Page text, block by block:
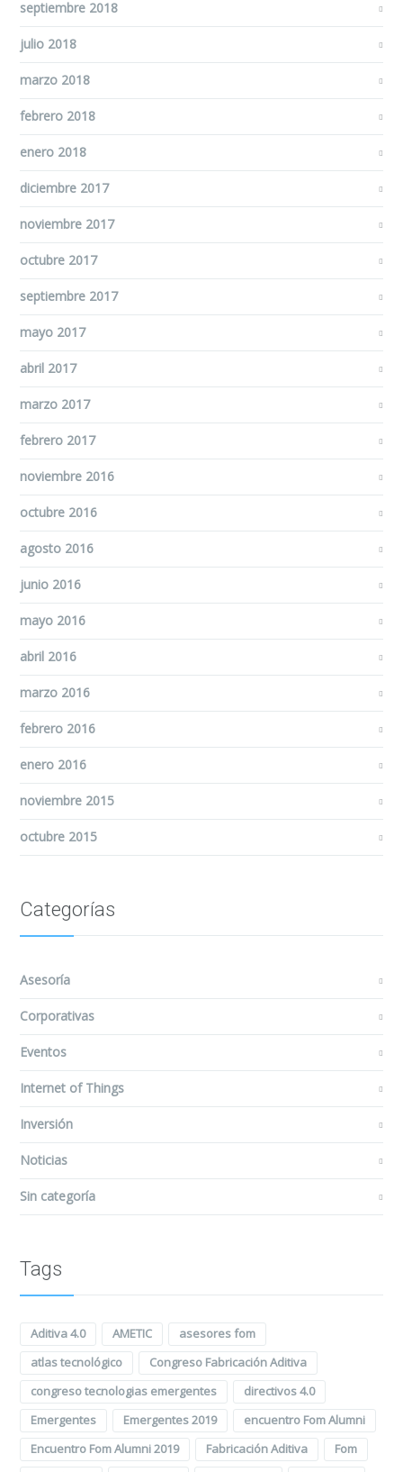
septiembre 2018
julio 2018
marzo 2018
febrero 2018
enero 2018
diciembre 2017
noviembre 2017
octubre 2017
septiembre 2017
mayo 2017
abril 2017
marzo 2017
febrero 2017
noviembre 2016
octubre 2016
agosto 2016
junio 2016
mayo 2016
abril 2016
marzo 2016
febrero 2016
enero 2016
noviembre 2015
octubre 2015
Categorías
Asesoría
Corporativas
Eventos
Internet of Things
Inversión
Noticias
Sin categoría
Tags
Aditiva 4.0 AMETIC
asesores fom
atlas tecnológico
Congreso Fabricación Aditiva
congreso tecnologias emergentes
directivos 4.0
Emergentes
Emergentes 2019
encuentro Fom Alumni
Encuentro Fom Alumni 2019
Fabricación Aditiva
Fom